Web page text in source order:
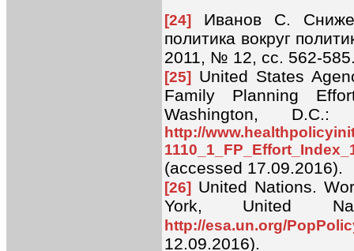
[24]
Иванов С.
политика вокруг
2011, № 12, cc. 562-
[25]
United States
Family Planning
Washington,
http://
(accessed 17.09.2016).
[26]
United Nations.
York, United
http://esa.un.org/
12.09.2016).